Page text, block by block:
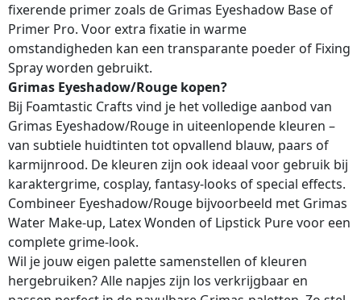
fixerende primer zoals de Grimas Eyeshadow Base of
Primer Pro. Voor extra fixatie in warme
omstandigheden kan een transparante poeder of Fixing
Spray worden gebruikt.
Grimas Eyeshadow/Rouge kopen?
Bij Foamtastic Crafts vind je het volledige aanbod van
Grimas Eyeshadow/Rouge in uiteenlopende kleuren –
van subtiele huidtinten tot opvallend blauw, paars of
karmijnrood. De kleuren zijn ook ideaal voor gebruik bij
karaktergrime, cosplay, fantasy-looks of special effects.
Combineer Eyeshadow/Rouge bijvoorbeeld met Grimas
Water Make-up, Latex Wonden of Lipstick Pure voor een
complete grime-look.
Wil je jouw eigen palette samenstellen of kleuren
hergebruiken? Alle napjes zijn los verkrijgbaar en